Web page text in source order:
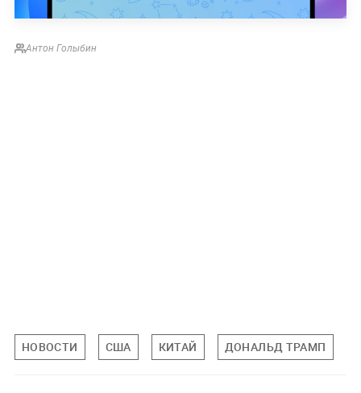
Антон Голыбин
НОВОСТИ США КИТАЙ ДОНАЛЬД ТРАМП